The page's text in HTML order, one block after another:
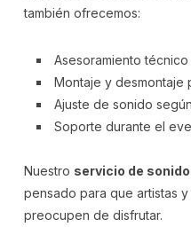
también ofrecemos:
Asesoramiento
Montaje y desmontaje
Ajuste de sonido
Soporte durante el
Nuestro servicio de
pensado para que artistas
preocupen de disfrutar.